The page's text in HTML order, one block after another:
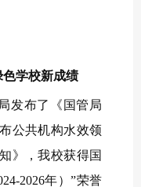
学校新成绩
发布了《国管局
公共机构水效领
》，我校获得国
2026年）”荣誉